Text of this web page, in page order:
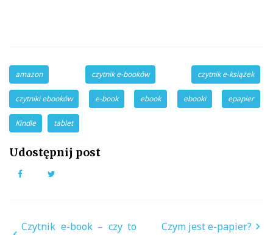
amazon czytnik e-booków czytnik e-książek
czytniki ebooków e-book ebook ebooki epapier
Kindle tablet
Udostępnij post
Facebook
Nawigacja
Czytnik e-book – czy to
Czym jest e-papier?